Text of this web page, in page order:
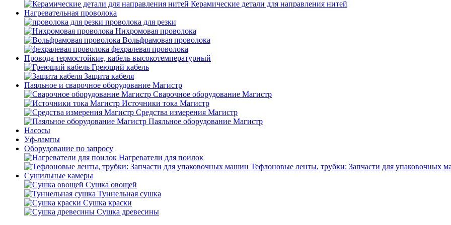
Керамические детали для направления нитей
Нагревательная проволока
проволока для резки
Нихромовая проволока
Вольфрамовая проволока
фехралевая проволока
Провода термостойкие, кабель высокотемпературный
Греющий кабель
Защита кабеля
Паяльное и сварочное оборудование Магистр
Сварочное оборудование Магистр
Источники тока Магистр
Средства измерения Магистр
Паяльное оборудование Магистр
Насосы
Уф-лампы
Оборудование по запросу
Нагреватели для поилок
Тефлоновые ленты, трубки: Запчасти для упаковочных
Сушильные камеры
Сушка овощей
Туннельная сушка
Сушка краски
Сушка древесины